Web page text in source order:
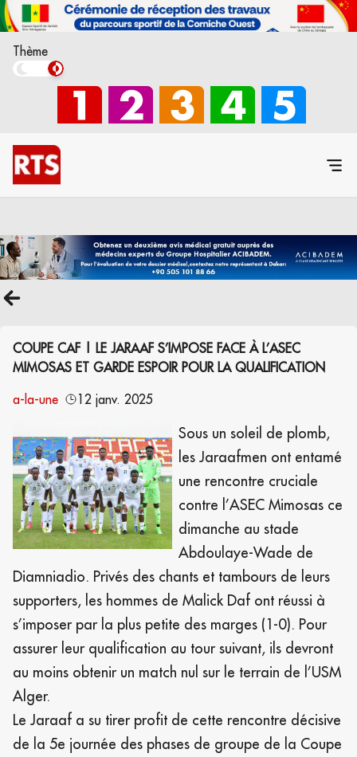
Thème
COUPE CAF | LE JARAAF S’IMPOSE FACE À L’ASEC
MIMOSAS ET GARDE ESPOIR POUR LA QUALIFICATION
a-la-une
12 janv. 2025
Sous un soleil de plomb,
les Jaraafmen ont entamé
une rencontre cruciale
contre l’ASEC Mimosas ce
dimanche au stade
Abdoulaye-Wade de
Diamniadio. Privés des chants et tambours de leurs
supporters, les hommes de Malick Daf ont réussi à
s’imposer par la plus petite des marges (1-0). Pour
assurer leur qualification au tour suivant, ils devront
au moins obtenir un match nul sur le terrain de l’USM
Alger.
Le Jaraaf a su tirer profit de cette rencontre décisive
de la 5e journée des phases de groupe de la Coupe